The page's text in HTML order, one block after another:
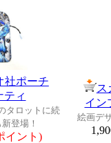
社ポーチ
ティ
タロットに続
登場！
イント)
ス
イン
絵画デ